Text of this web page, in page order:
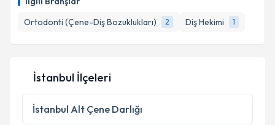
Ortodonti (Çene-Diş Bozuklukları)
2 Diş Hekimi 1
E-posta Adresiniz
Kişisel verilerimin işlenmesine ilişkin
Metni'ni okudum ve kişisel verilerimin belirtilen
kapsamda işlenmesini kabul ediyorum.
İstanbul İlçeleri
İstanbul Alt Çene Darlığı